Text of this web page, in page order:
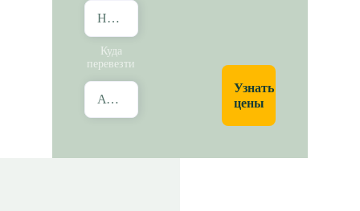
Новосибирск
Куда
перевезти
Абакан
Узнать
цены